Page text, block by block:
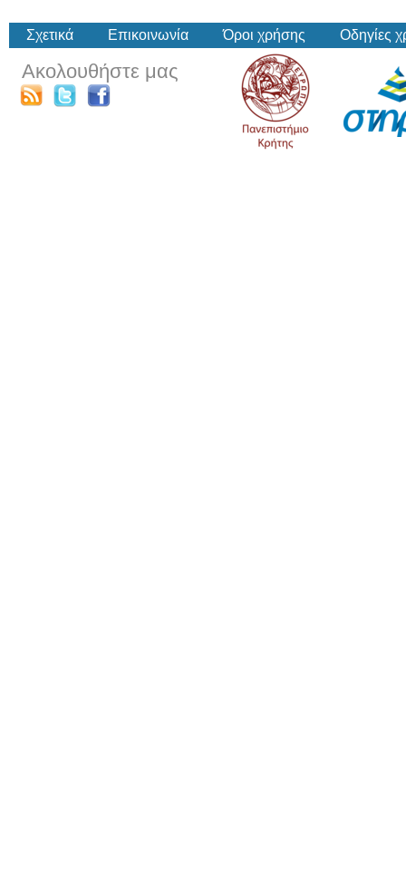
Σχετικά Επικοινωνία Όροι χρήσης Οδηγίες
Ακολουθήστε μας